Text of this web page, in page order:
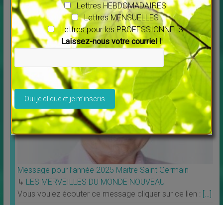
Découvrez Debowska Productions
↳LES MERVEILLES DU MONDE NOUVEAU,Livres
Profitez de la possibilité de louer ou télécharger les
films. Tous les films vous sont proposés en[…]
Message pour l’année 2025 Maitre Saint Germain
↳ LES MERVEILLES DU MONDE NOUVEAU
Vous voulez écouter ce message cliquer sur ce lien : […]
Lettres HEBDOMADAIRES
Lettres MENSUELLES
Lettres pour les PROFESSIONNELS
Laissez-nous votre courriel !
Veuillez laisser ce champ vide.